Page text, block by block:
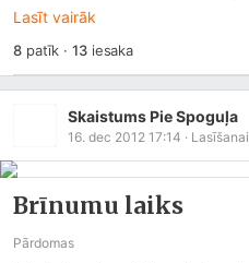
Lasīt vairāk
8patīk ·13iesaka
Skaistums Pie Spoguļa
16. dec 2012 17:14 · Lasīšanai
Brīnumu laiks
Pārdomas